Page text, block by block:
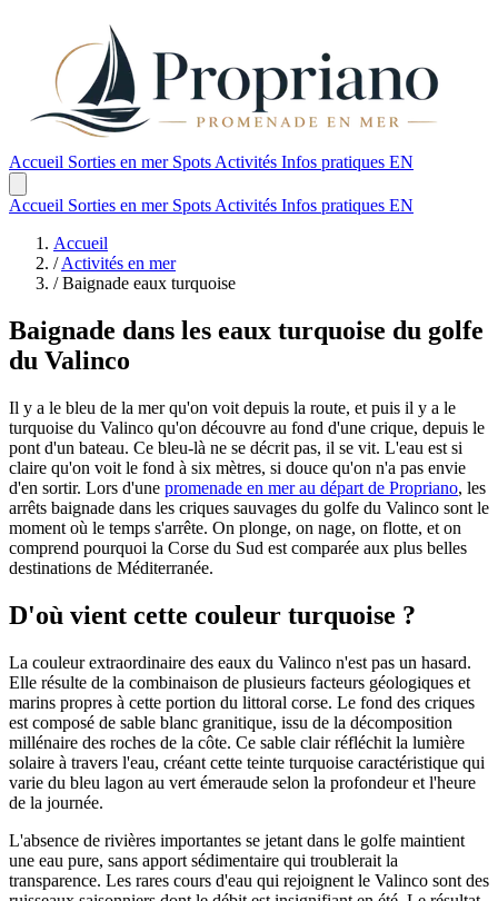
Accueil Sorties en mer Spots Activités Infos pratiques EN
Accueil Sorties en mer Spots Activités Infos pratiques EN
Accueil
/ Activités en mer
/ Baignade eaux turquoise
Baignade dans les eaux turquoise du golfe
du Valinco
Il y a le bleu de la mer qu'on voit depuis la route, et puis il y a le
turquoise du Valinco qu'on découvre au fond d'une crique, depuis le
pont d'un bateau. Ce bleu-là ne se décrit pas, il se vit. L'eau est si
claire qu'on voit le fond à six mètres, si douce qu'on n'a pas envie
d'en sortir. Lors d'une promenade en mer au départ de Propriano, les
arrêts baignade dans les criques sauvages du golfe du Valinco sont le
moment où le temps s'arrête. On plonge, on nage, on flotte, et on
comprend pourquoi la Corse du Sud est comparée aux plus belles
destinations de Méditerranée.
D'où vient cette couleur turquoise ?
La couleur extraordinaire des eaux du Valinco n'est pas un hasard.
Elle résulte de la combinaison de plusieurs facteurs géologiques et
marins propres à cette portion du littoral corse. Le fond des criques
est composé de sable blanc granitique, issu de la décomposition
millénaire des roches de la côte. Ce sable clair réfléchit la lumière
solaire à travers l'eau, créant cette teinte turquoise caractéristique qui
varie du bleu lagon au vert émeraude selon la profondeur et l'heure
de la journée.
L'absence de rivières importantes se jetant dans le golfe maintient
une eau pure, sans apport sédimentaire qui troublerait la
transparence. Les rares cours d'eau qui rejoignent le Valinco sont des